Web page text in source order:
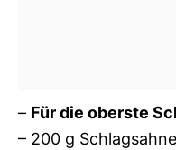
– Für die oberste
– 200 g